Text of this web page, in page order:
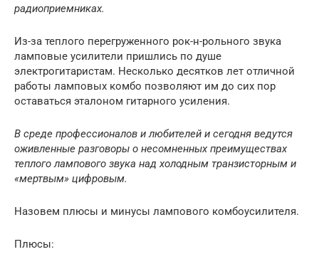
радиоприемниках.
Из-за теплого перегруженного рок-н-рольного звука
ламповые усилители пришлись по душе
электрогитаристам. Несколько десятков лет отличной
работы ламповых комбо позволяют им до сих пор
оставаться эталоном гитарного усиления.
В среде профессионалов и любителей и сегодня ведутся
оживленные разговоры о несомненных преимуществах
теплого лампового звука над холодным транзисторным и
«мертвым» цифровым.
Назовем плюсы и минусы лампового комбоусилителя.
Плюсы: